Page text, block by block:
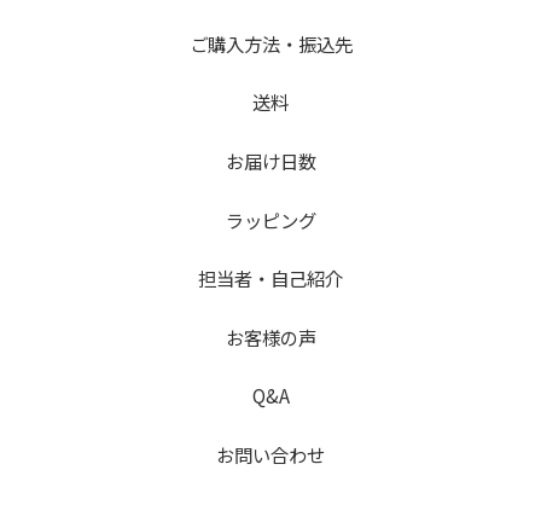
ご購入方法・振込先
送料
お届け日数
ラッピング
担当者・自己紹介
お客様の声
Q&A
お問い合わせ